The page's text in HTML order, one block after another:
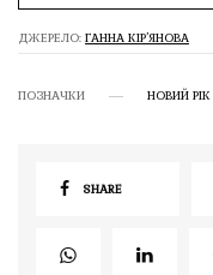
ДЖЕРЕЛО: ГАННА КІР’ЯНОВА
ПОЗНАЧКИ НОВИЙ РІК
SHARE